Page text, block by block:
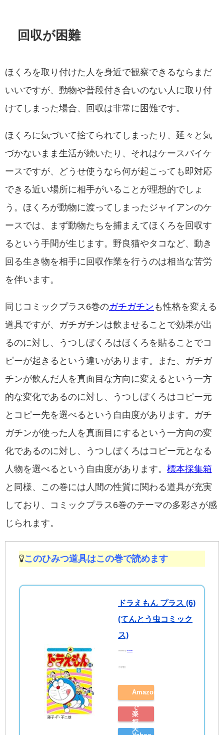
回収が困難
ほくろを取り付けた人を身近で観察できるならまだ
いいですが、動物や普段付き合いのない人に取り付
けてしまった場合、回収は非常に困難です。
ほくろに気づいて捨てられてしまったり、延々と気
づかないまま生活が続いたり、それはケースバイケ
ースですが、どうせ使うなら何が起こっても即対応
できる近い場所に相手がいることが理想的でしょ
う。ほくろが動物に渡ってしまったジャイアンのケ
ースでは、まず動物たちを捕まえてほくろを回収す
るという手間が生じます。野良猫やタコなど、動き
回る生き物を相手に回収作業を行うのは相当な苦労
を伴います。
同じコミックプラス6巻のガチガチン も性格を変える
道具ですが、ガチガチンは飲ませることで効果が出
るのに対し、うつしぼくろはほくろを貼ることでコ
ピーが起きるという違いがあります。また、ガチガ
チンが飲んだ人を真面目な方向に変えるという一方
的な変化であるのに対し、うつしぼくろはコピー元
とコピー先を選べるという自由度があります。ガチ
ガチンが使った人を真面目にするという一方向の変
化であるのに対し、うつしぼくろはコピー元となる
人物を選べるという自由度があります。 標本採集箱
と同様、この巻には人間の性質に関わる道具が充実
しており、コミックプラス6巻のテーマの多彩さが感
じられます。
このひみつ道具はこの巻で読めます
ドラえもん プラス (6)
(てんとう虫コミック
ス)
created by Rinker
小学館
Amazon
で
探
楽
天